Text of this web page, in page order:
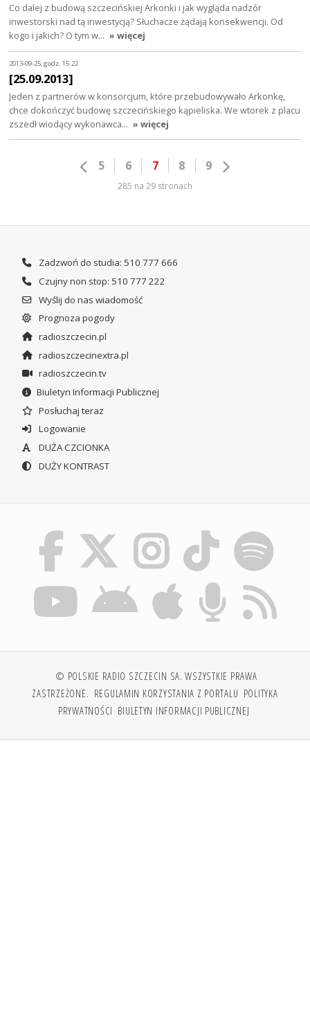
Co dalej z budową szczecińskiej Arkonki i jak wygląda nadzór
inwestorski nad tą inwestycją? Słuchacze żądają konsekwencji. Od
kogo i jakich? O tym w… » więcej
2013-09-25, godz. 15:22
[25.09.2013]
Jeden z partnerów w konsorcjum, które przebudowywało Arkonkę,
chce dokończyć budowę szczecińskiego kąpieliska. We wtorek z placu
zszedł wiodący wykonawca… » więcej
5 6 7 8 9
285 na 29 stronach
Zadzwoń do studia: 510 777 666
Czujny non stop: 510 777 222
Wyślij do nas wiadomość
Prognoza pogody
radioszczecin.pl
radioszczecinextra.pl
radioszczecin.tv
Biuletyn Informacji Publicznej
Posłuchaj teraz
Logowanie
DUŻA CZCIONKA
DUŻY KONTRAST
© POLSKIE RADIO SZCZECIN SA. WSZYSTKIE PRAWA
ZASTRZEŻONE. REGULAMIN KORZYSTANIA Z PORTALU POLITYKA
PRYWATNOŚCI BIULETYN INFORMACJI PUBLICZNEJ